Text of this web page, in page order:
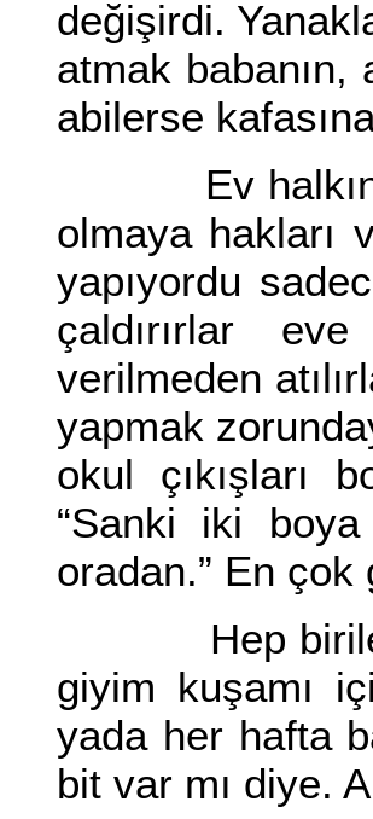
değişirdi.
atmak
abilerse
Ev halkının
olmaya hakları
yapıyordu
çaldırırlar
verilmeden
yapmak
okul çıkışları
“Sanki iki boya
oradan.” En
Hep birileri
giyim kuşamı
yada her hafta
bit var mı diye.